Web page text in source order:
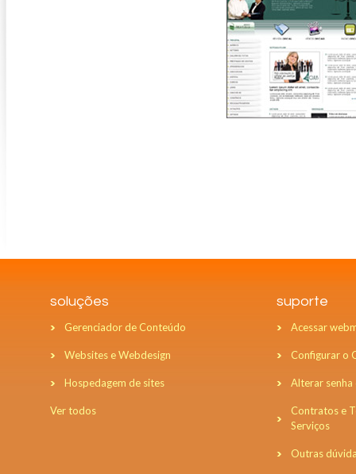
soluções
Gerenciador de Conteúdo
Websites e Webdesign
Hospedagem de sites
Ver todos
suporte
Acessar
Configurar o
Alterar senha
Contratos e
Serviços
Outras